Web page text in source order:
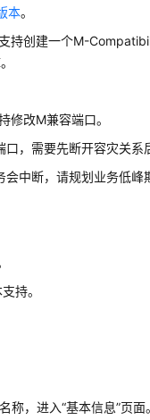
本。
持创建一个M-
修改M兼容端口。
，需要先断开容灾关系
中断，请规划业务低峰
持。
称，进入“基本信息”页面。